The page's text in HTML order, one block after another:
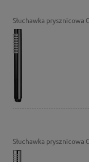
Słuchawka prysznicowa
Słuchawka prysznicowa